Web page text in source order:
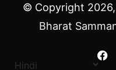
© Copyright
Bharat